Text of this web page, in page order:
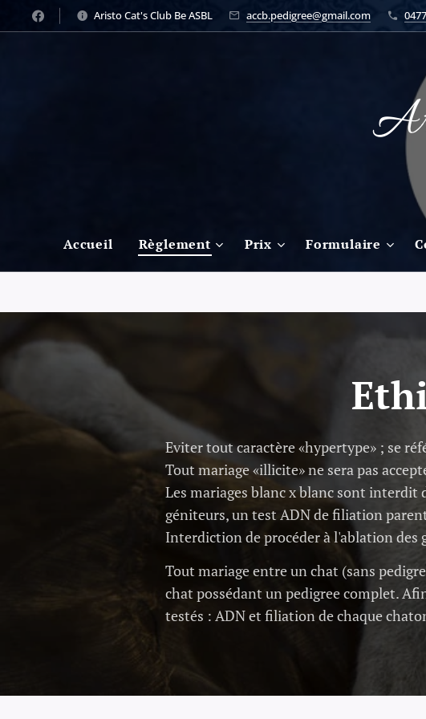
Aristo Cat's Club Be ASBL accb.pedigree@gmail.com
Accueil Règlement Prix Formulaire
Eviter tout caractère «hypertype» ; se
Tout mariage «illicite» ne sera pas
Les mariages blanc x blanc sont interdit
géniteurs, un test ADN de filiation
Interdiction de procéder à l'ablation
Tout mariage entre un chat (sans
chat possédant un pedigree complet.
testés : ADN et filiation de chaque